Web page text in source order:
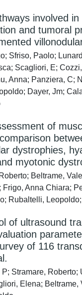
involved in
and tumoral
Sfriso, Paolo;
Scagliori, E;
Anna; Panziera, C;
Dayer, Jm;
of
dystrophies,
myotonic
Beltrame,
Frigo, Anna Chiara;
Rubaltelli, Leopoldo;
of ultrasound
of 116
Stramare, Roberto;
Elena; Beltrame,